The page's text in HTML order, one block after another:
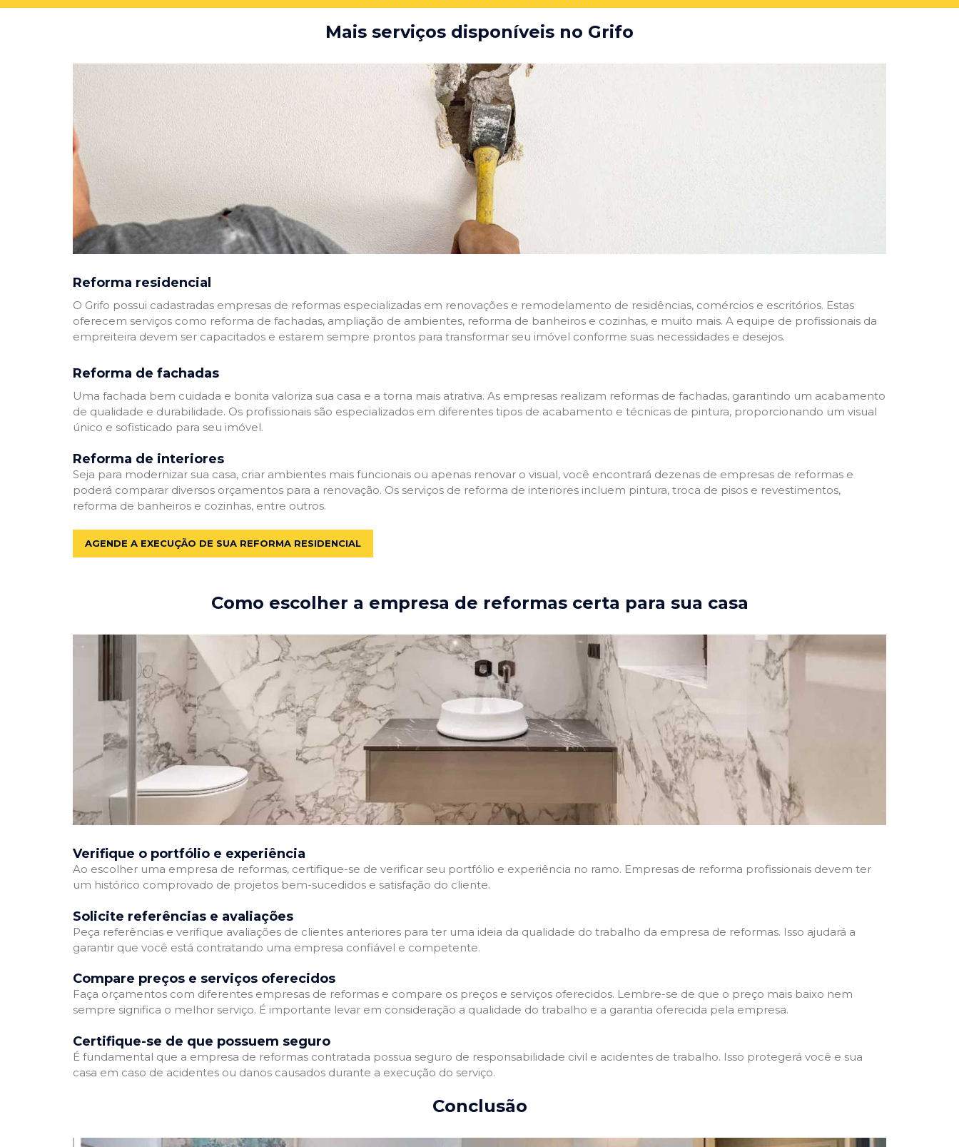
Mais serviços disponíveis no Grifo
Reforma residencial
O Grifo possui cadastradas empresas de reformas especializadas em renovações e remodelamento de residências, comércios e escritórios. Estas
oferecem serviços como reforma de fachadas, ampliação de ambientes, reforma de banheiros e cozinhas, e muito mais. A equipe de profissionais da
empreiteira devem ser capacitados e estarem sempre prontos para transformar seu imóvel conforme suas necessidades e desejos.
Reforma de fachadas
Uma fachada bem cuidada e bonita valoriza sua casa e a torna mais atrativa. As empresas realizam reformas de fachadas, garantindo um acabamento
de qualidade e durabilidade. Os profissionais são especializados em diferentes tipos de acabamento e técnicas de pintura, proporcionando um visual
único e sofisticado para seu imóvel.
Reforma de interiores
Seja para modernizar sua casa, criar ambientes mais funcionais ou apenas renovar o visual, você encontrará dezenas de empresas de reformas e
poderá comparar diversos orçamentos para a renovação. Os serviços de reforma de interiores incluem pintura, troca de pisos e revestimentos,
reforma de banheiros e cozinhas, entre outros.
AGENDE A EXECUÇÃO DE SUA REFORMA RESIDENCIAL
Como escolher a empresa de reformas certa para sua casa
Verifique o portfólio e experiência
Ao escolher uma empresa de reformas, certifique-se de verificar seu portfólio e experiência no ramo. Empresas de reforma profissionais devem ter
um histórico comprovado de projetos bem-sucedidos e satisfação do cliente.
Solicite referências e avaliações
Peça referências e verifique avaliações de clientes anteriores para ter uma ideia da qualidade do trabalho da empresa de reformas. Isso ajudará a
garantir que você está contratando uma empresa confiável e competente.
Compare preços e serviços oferecidos
Faça orçamentos com diferentes empresas de reformas e compare os preços e serviços oferecidos. Lembre-se de que o preço mais baixo nem
sempre significa o melhor serviço. É importante levar em consideração a qualidade do trabalho e a garantia oferecida pela empresa.
Certifique-se de que possuem seguro
É fundamental que a empresa de reformas contratada possua seguro de responsabilidade civil e acidentes de trabalho. Isso protegerá você e sua
casa em caso de acidentes ou danos causados durante a execução do serviço.
Conclusão